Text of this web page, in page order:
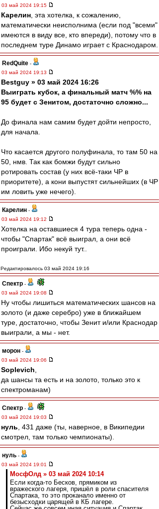
03 май 2024 19:15
Карелин , эта хотелка, к сожалению,
математически неисполнима (если под "всеми"
имеются в виду все, кто впереди), потому что в
последнем туре Динамо играет с Краснодаром.
RedQuite -
03 май 2024 19:13
Bestguy » 03 май 2024 16:26
Выиграть кубок, а финальный матч %% на
95 будет с Зенитом, достаточно сложно...
До финала нам самим будет дойти непросто,
для начала.
Что касается другого полуфинала, то там 50 на
50, нмв. Так как бомжи будут сильно
ротировать состав (у них всё-таки ЧР в
приоритете), а кони выпустят сильнейших (в ЧР
им ловить уже нечего).
Карелин -
03 май 2024 19:12
Хотелка на оставшиеся 4 тура теперь одна -
чтобы "Спартак" всё выиграл, а они всё
проиграли. Ибо некуй тут..
Редактировалось 03 май 2024 19:16
Спектр -
03 май 2024 19:08
Ну чтобы лишиться математических шансов на
золото (и даже серебро) уже в ближайшем
туре, достаточно, чтобы Зенит и/или Краснодар
выиграли, а мы - нет.
морон -
03 май 2024 19:06
Soplevich
да шансы та есть и на золото, только это к
спектроманам)
Спектр -
03 май 2024 19:03
нуль , 431 даже (ты, наверное, в Википедии
смотрел, там только чемпионаты).
нуль -
03 май 2024 19:01
МосфОлд » 03 май 2024 10:14
Если когда-то Бесков, прямиком из
вражеского лагеря, пришёл в роли спасителя
Спартака, то это проканало именно от
безысходки царящей в КБ лагере.